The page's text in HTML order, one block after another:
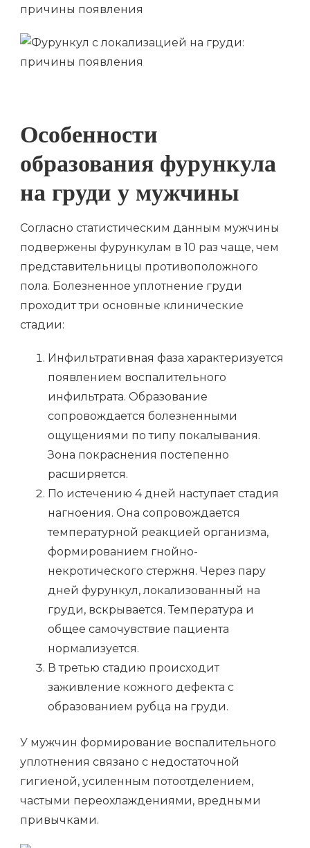
Особенности
образования фурункула
на груди у мужчины
Согласно статистическим данным мужчины
подвержены фурункулам в 10 раз чаще, чем
представительницы противоположного
пола. Болезненное уплотнение груди
проходит три основные клинические
стадии:
Инфильтративная фаза характеризуется
появлением воспалительного
инфильтрата. Образование
сопровождается болезненными
ощущениями по типу покалывания.
Зона покраснения постепенно
расширяется.
По истечению 4 дней наступает стадия
нагноения. Она сопровождается
температурной реакцией организма,
формированием гнойно-
некротического стержня. Через пару
дней фурункул, локализованный на
груди, вскрывается. Температура и
общее самочувствие пациента
нормализуется.
В третью стадию происходит
заживление кожного дефекта с
образованием рубца на груди.
У мужчин формирование воспалительного
уплотнения связано с недостаточной
гигиеной, усиленным потоотделением,
частыми переохлаждениями, вредными
привычками.